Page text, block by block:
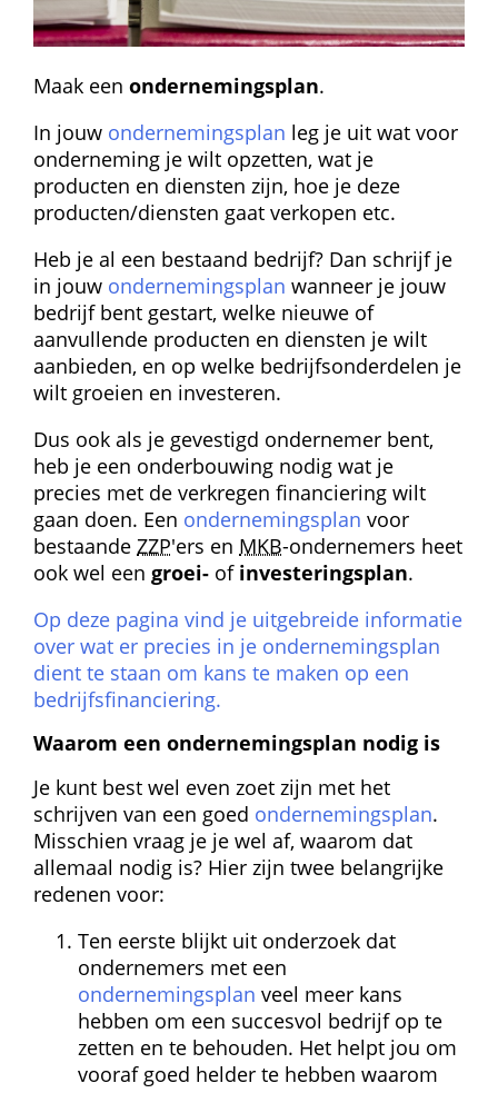
Maak een ondernemingsplan.
In jouw ondernemingsplan leg je uit wat voor
onderneming je wilt opzetten, wat je
producten en diensten zijn, hoe je deze
producten/diensten gaat verkopen etc.
Heb je al een bestaand bedrijf? Dan schrijf je
in jouw ondernemingsplan wanneer je jouw
bedrijf bent gestart, welke nieuwe of
aanvullende producten en diensten je wilt
aanbieden, en op welke bedrijfsonderdelen je
wilt groeien en investeren.
Dus ook als je gevestigd ondernemer bent,
heb je een onderbouwing nodig wat je
precies met de verkregen financiering wilt
gaan doen. Een ondernemingsplan voor
bestaande ZZP'ers en MKB-ondernemers heet
ook wel een groei- of investeringsplan.
Op deze pagina vind je uitgebreide informatie
over wat er precies in je ondernemingsplan
dient te staan om kans te maken op een
bedrijfs­financiering.
Waarom een ondernemings­plan nodig is
Je kunt best wel even zoet zijn met het
schrijven van een goed ondernemingsplan.
Misschien vraag je je wel af, waarom dat
allemaal nodig is? Hier zijn twee belangrijke
redenen voor:
Ten eerste blijkt uit onderzoek dat
ondernemers met een
ondernemingsplan veel meer kans
hebben om een succesvol bedrijf op te
zetten en te behouden. Het helpt jou om
vooraf goed helder te hebben waarom